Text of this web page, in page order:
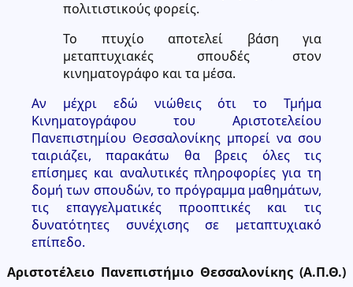
πολιτιστικούς φορείς.
Το πτυχίο αποτελεί βάση για
μεταπτυχιακές σπουδές στον
κινηματογράφο και τα μέσα.
Αν μέχρι εδώ νιώθεις ότι το Τμήμα
Κινηματογράφου του Αριστοτελείου
Πανεπιστημίου Θεσσαλονίκης μπορεί να σου
ταιριάζει, παρακάτω θα βρεις όλες τις
επίσημες και αναλυτικές πληροφορίες για τη
δομή των σπουδών, το πρόγραμμα μαθημάτων,
τις επαγγελματικές προοπτικές και τις
δυνατότητες συνέχισης σε μεταπτυχιακό
επίπεδο.
Αριστοτέλειο Πανεπιστήμιο Θεσσαλονίκης (Α.Π.Θ.)